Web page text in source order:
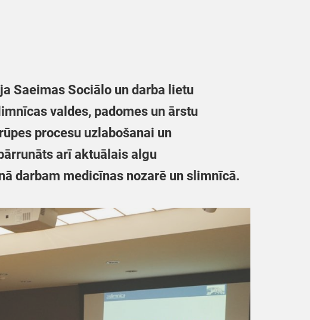
Saeimas Sociālo un darba lietu
valdes, padomes un ārstu
procesu uzlabošanai un
arī aktuālais algu
darbam medicīnas nozarē un slimnīcā.